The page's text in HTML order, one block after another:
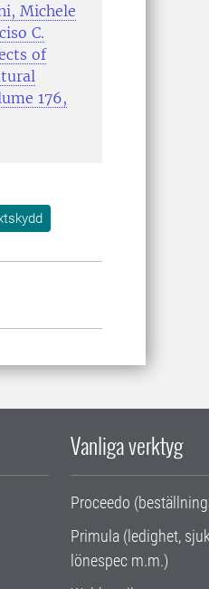
Michele
C.
of
176,
Vanliga verktyg
Proceedo
Primula (ledighet,
lönespec m.m.)